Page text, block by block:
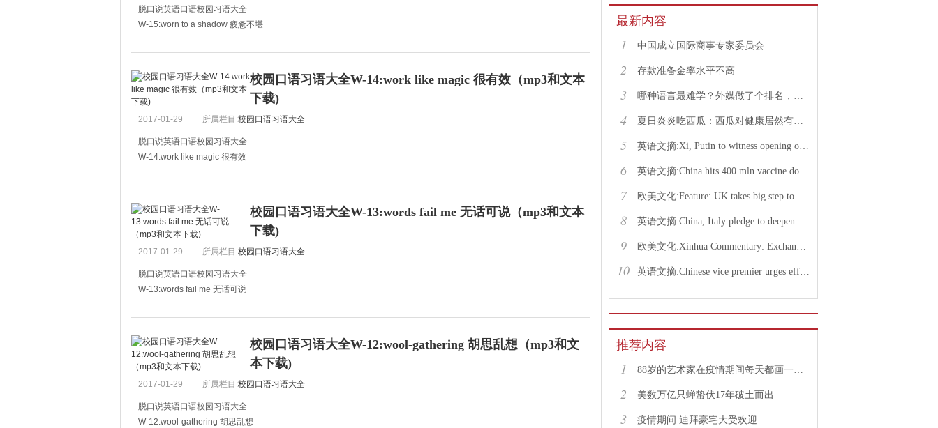
脱口说英语口语校园习语大全
W-15:worn to a shadow 疲惫不堪
A:你看起来很疲倦。
B:I was studying all the night preparing for today's final exam. So I am worn t
校园口语习语大全W-14:work like magic 很有效（mp3和文本
下载)
2017-01-29 所属栏目:校园口语习语大全
脱口说英语口语校园习语大全
W-14:work like magic 很有效
A:夜里我总是睡不好觉。
B:You can try drinking a glass of hot milk before you g校园口语习语大全W-13:words fail me 无话可说（mp3和文本
下载)
2017-01-29 所属栏目:校园口语习语大全
脱口说英语口语校园习语大全
W-13:words fail me 无话可说
A：有条新闻，我想你一定不相信是真的。
B:What?
B:什么
校园口语习语大全W-12:wool-gathering 胡思乱想（mp3和文
本下载)
2017-01-29 所属栏目:校园口语习语大全
脱口说英语口语校园习语大全
W-12:wool-gathering 胡思乱想
最新内容
1 中国成立国际商事专家委员会
2 存款准备金率水平不高
3 哪种语言最难学？外媒做了个排名，中文果然高居榜首
4 夏日炎炎吃西瓜：西瓜对健康居然有这么多好处！
5 英语文摘:Xi, Putin to witness opening of nuclear energy cooperation project via video link
6 英语文摘:China hits 400 mln vaccine doses following recent COVID-19 outbreaks
7 欧美文化:Feature: UK takes big step toward normal life with caution urged
8 英语文摘:China, Italy pledge to deepen bilateral ties, advance China-EU cooperation
9 欧美文化:Xinhua Commentary: Exchange of violence only pushes Israel, Palestine farther from peace
10 英语文摘:Chinese vice premier urges efforts to facilitate college graduate employment
推荐内容
1 88岁的艺术家在疫情期间每天都画一幅画
2 美数万亿只蝉蛰伏17年破土而出
3 疫情期间 迪拜豪宅大受欢迎